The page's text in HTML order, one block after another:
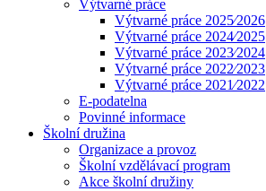
Výtvarné práce
Výtvarné práce 2025⁄2026
Výtvarné práce 2024⁄2025
Výtvarné práce 2023⁄2024
Výtvarné práce 2022⁄2023
Výtvarné práce 2021⁄2022
E-podatelna
Povinné informace
Školní družina
Organizace a provoz
Školní vzdělávací program
Akce školní družiny